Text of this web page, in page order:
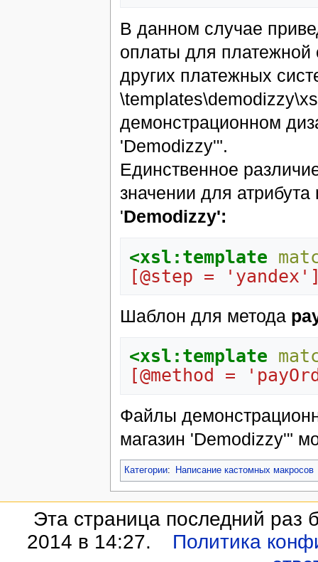
В данном случае
оплаты для
других платежных
демонстрационном
'Demodizzy'".
Единственное
значении для атрибута
'Demodizzy':
<xsl:template
[@step =
Шаблон для метода
<xsl:template
[@method =
Файлы
магазин 'Demodizzy'"
Категории: Написание кастомных макросов
Эта страница последний раз
2014 в 14:27.
Политика